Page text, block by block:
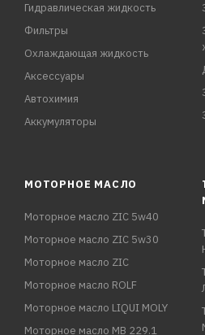
Гидравлическая жидкость
Фильтры
Охлаждающая жидкость
Аксессуары
Автохимия
Аккумуляторы
МОТОРНОЕ МАСЛО
Моторное масло ZIC 5w40
Моторное масло ZIC 5w30
Моторное масло ZIC
Моторное масло ROLF
Моторное масло LIQUI MOLY
Моторное масло MB 229.1